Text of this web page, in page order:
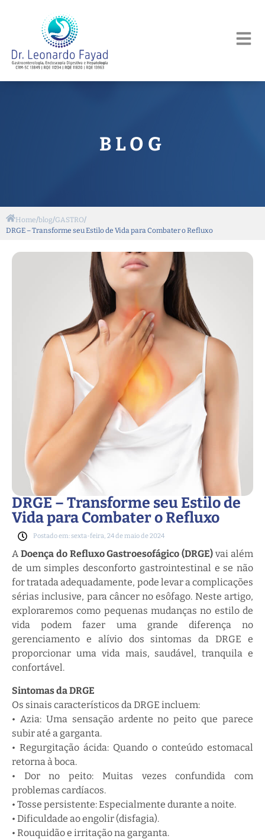
BLOG
Home/blog/GASTRO/
DRGE – Transforme seu Estilo de Vida para Combater o Refluxo
DRGE – Transforme seu Estilo de
Vida para Combater o Refluxo
Postado em: sexta-feira, 24 de maio de 2024
ADoença do Refluxo Gastroesofágico (DRGE) vai além
de um simples desconforto gastrointestinal e se não
for tratada adequadamente, pode levar a complicações
sérias inclusive, para câncer no esôfago. Neste artigo,
exploraremos como pequenas mudanças no estilo de
vida podem fazer uma grande diferença no
gerenciamento e alívio dos sintomas da DRGE e
proporcionar uma vida mais, saudável, tranquila e
confortável.
Sintomas da DRGE
Os sinais característicos da DRGE incluem:
• Azia: Uma sensação ardente no peito que parece
subir até a garganta.
• Regurgitação ácida: Quando o conteúdo estomacal
retorna à boca.
• Dor no peito: Muitas vezes confundida com
problemas cardíacos.
• Tosse persistente: Especialmente durante a noite.
• Dificuldade ao engolir (disfagia).
• Rouquidão e irritação na garganta.